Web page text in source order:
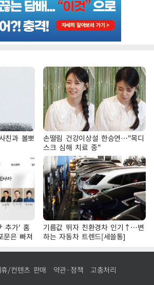
친과 볼뽀
손떨림 건강이상설 한승연…"목디
스크 심해 치료 중"
추가' 홈
은 빠져
기름값 뛰자 친환경차 인기↑…변
하는 자동차 트렌드[세쓸통]
휴/컨텐츠 판매 약관·정책 고충처리